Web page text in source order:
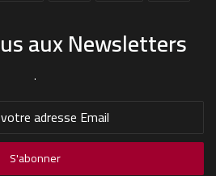
aux Newsletters
.